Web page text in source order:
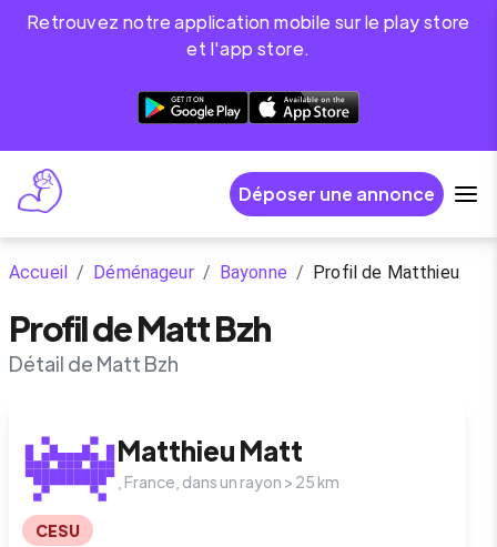
Retrouvez notre application mobile sur le play store
et l'app store.
Déposer une annonce
Accueil / Déménageur / Bayonne / Profil de Matthieu
Profil de Matt Bzh
Détail de Matt Bzh
MatthieuMatt
France , dans un rayon > 25 km
CESU